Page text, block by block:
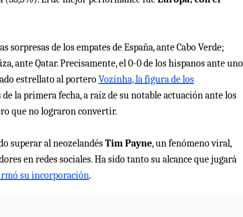
sorpresas de los empates de España, ante Cabo Verde;
ante Qatar. Precisamente, el 0-0 de los hispanos ante uno
estrellato al portero Vozinha, la figura de los
la primera fecha, a raíz de su notable actuación ante los
que no lograron convertir.
superar al neozelandésTim Payne, un fenómeno viral,
en redes sociales. Ha sido tanto su alcance que jugará
su incorporación.